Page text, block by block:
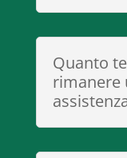
Quanto
rimanere